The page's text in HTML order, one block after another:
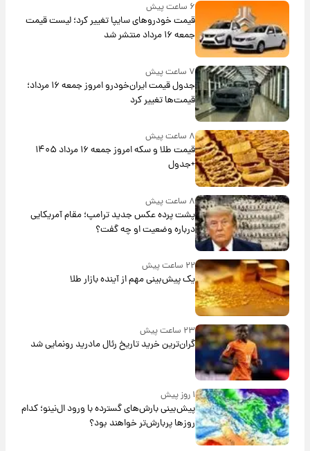
۶ ساعت پیش
قیمت خودروهای سایپا تغییر کرد؛ لیست قیمت
جمعه ۱۶ مرداد منتشر شد
۷ ساعت پیش
جدول قیمت ایران‌خودرو امروز جمعه ۱۶ مرداد؛
قیمت‌ها تغییر کرد
۸ ساعت پیش
قیمت طلا و سکه امروز جمعه ۱۶ مرداد ۱۴۰۵
+جدول
۸ ساعت پیش
پشت پرده عکس جدید ترامپ؛ مقام آمریکایی
درباره وضعیت او چه گفت؟
۲۲ ساعت پیش
یک پیش‌بینی مهم از آینده بازار طلا
۲۳ ساعت پیش
گران‌ترین خرید تاریخ رئال مادرید رونمایی شد
۱ روز پیش
پیش‌بینی بارش‌های گسترده با ورود ال‌نینو؛ کدام
روزها پربارش‌تر خواهند بود؟